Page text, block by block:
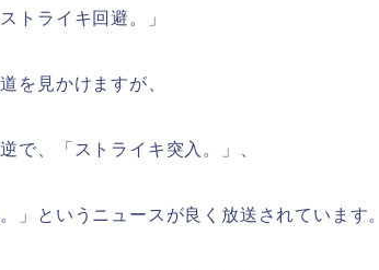
トライキ回避。」
を見かけますが、
で、「ストライキ突入。」、
」というニュースが良く放送されています。